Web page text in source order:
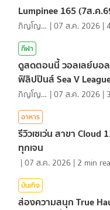
Lumpinee 165 (7ส.ค
ภิญโญ ส่องแสง |07 ส.ค. 2026 |
กีฬา
ดูสดตอนนี้ วอลเลย์บอ
ฟิลิปปินส์ Sea V
ภิญโญ ส่องแสง |07 ส.ค. 2026 | 3
อาหาร
รีวิวเซเว่น สาขา Cloud
ทุกเจน
|07 ส.ค. 2026 | 2 min
บันเทิง
ส่องความสนุก True